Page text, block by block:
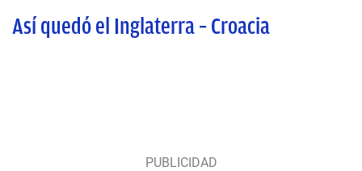
Así quedó el Inglaterra – Croacia